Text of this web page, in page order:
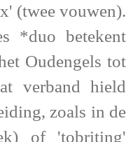
(twee vouwen).
*duo betekent
Oudengels tot
verband hield
zoals in de
of 'tobriting'